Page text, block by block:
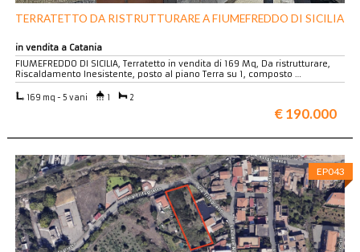
TERRATETTO DA RISTRUTTURARE A FIUMEFREDDO DI SICILIA
in vendita a Catania
FIUMEFREDDO DI SICILIA, Terratetto in vendita di 169 Mq, Da ristrutturare,
Riscaldamento Inesistente, posto al piano Terra su 1, composto …
169 mq - 5 vani 1 2
€ 190.000
EP043